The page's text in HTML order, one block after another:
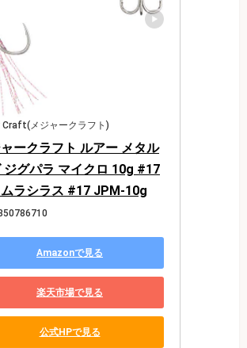
Craft(メジャークラフト)
ークラフト ルアー メタル
ジグパラ マイクロ 10g #17
ラシラス #17 JPM-10g
Amazonで見る
楽天市場で見る
公式HPで見る